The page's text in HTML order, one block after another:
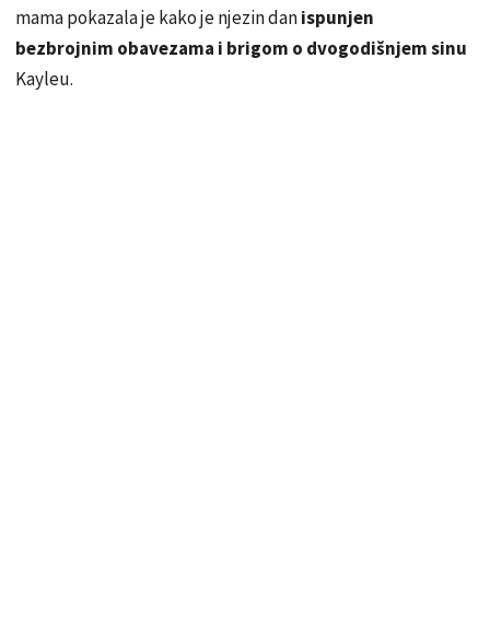
mama pokazala je kako je njezin danispunjen
bezbrojnim obavezama i brigom o dvogodišnjem sinu
Kayleu.